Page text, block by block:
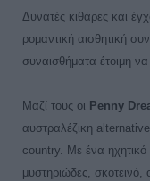
Δυνατές κιθάρες και
ρομαντική αισθητική
συναισθήματα έτοιμη
Μαζί τους οι Penny
αυστραλέζικη alternative
country. Με ένα ηχητικό
μυστηριώδες,